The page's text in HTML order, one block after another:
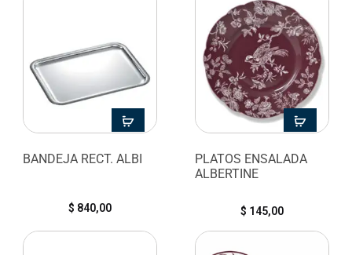
BANDEJA RECT. ALBI
$ 840,00
PLATOS ENSALADA
ALBERTINE
$ 145,00